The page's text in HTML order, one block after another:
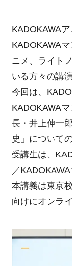
KADOKAWA
KADOKAWA
ニメ、ライト
いる方々の講
今回は、
KADOKAWA
長・井上伸一
史」について
受講生は、
／
本講義は東京
向けにオンラ